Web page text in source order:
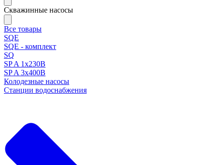
Скважинные насосы
Все товары
SQE
SQE - комплект
SQ
SP A 1x230В
SP A 3x400В
Колодезные насосы
Станции водоснабжения